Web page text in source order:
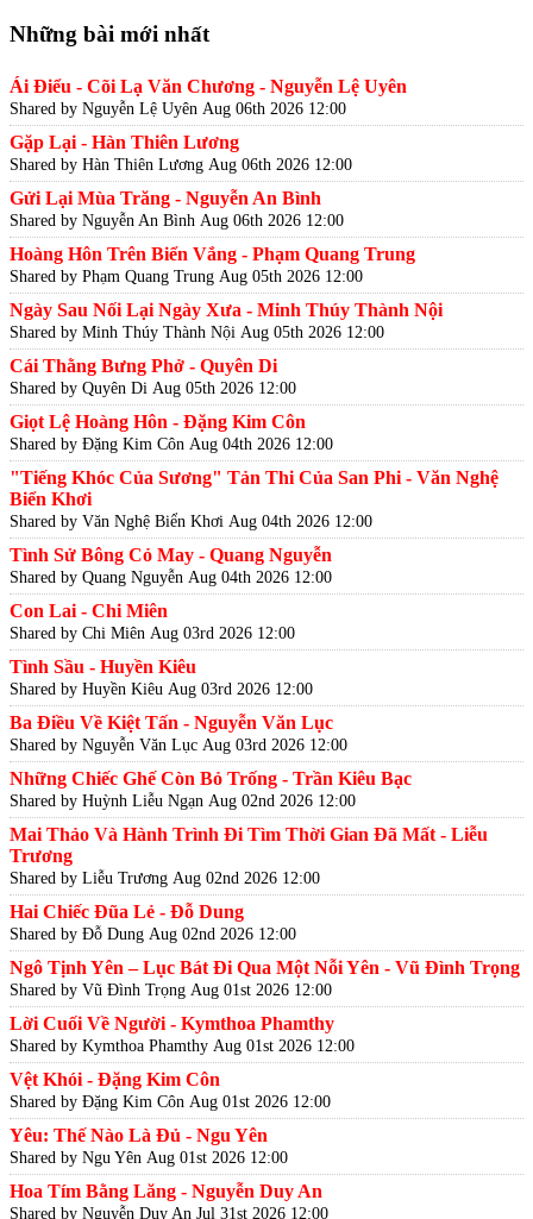
Những bài mới nhất
Ái Điểu - Cõi Lạ Văn Chương - Nguyễn Lệ Uyên
Shared by Nguyễn Lệ Uyên Aug 06th 2026 12:00
Gặp Lại - Hàn Thiên Lương
Shared by Hàn Thiên Lương Aug 06th 2026 12:00
Gửi Lại Mùa Trăng - Nguyễn An Bình
Shared by Nguyễn An Bình Aug 06th 2026 12:00
Hoàng Hôn Trên Biển Vắng - Phạm Quang Trung
Shared by Phạm Quang Trung Aug 05th 2026 12:00
Ngày Sau Nối Lại Ngày Xưa - Minh Thúy Thành Nội
Shared by Minh Thúy Thành Nội Aug 05th 2026 12:00
Cái Thằng Bưng Phở - Quyên Di
Shared by Quyên Di Aug 05th 2026 12:00
Giọt Lệ Hoàng Hôn - Đặng Kim Côn
Shared by Đặng Kim Côn Aug 04th 2026 12:00
"Tiếng Khóc Của Sương" Tản Thi Của San Phi - Văn Nghệ
Biển Khơi
Shared by Văn Nghệ Biển Khơi Aug 04th 2026 12:00
Tình Sử Bông Cỏ May - Quang Nguyễn
Shared by Quang Nguyễn Aug 04th 2026 12:00
Con Lai - Chi Miên
Shared by Chi Miên Aug 03rd 2026 12:00
Tình Sầu - Huyền Kiêu
Shared by Huyền Kiêu Aug 03rd 2026 12:00
Ba Điều Về Kiệt Tấn - Nguyễn Văn Lục
Shared by Nguyễn Văn Lục Aug 03rd 2026 12:00
Những Chiếc Ghế Còn Bỏ Trống - Trần Kiêu Bạc
Shared by Huỳnh Liễu Ngạn Aug 02nd 2026 12:00
Mai Thảo Và Hành Trình Đi Tìm Thời Gian Đã Mất - Liễu
Trương
Shared by Liễu Trương Aug 02nd 2026 12:00
Hai Chiếc Đũa Lẻ - Đỗ Dung
Shared by Đỗ Dung Aug 02nd 2026 12:00
Ngô Tịnh Yên – Lục Bát Đi Qua Một Nỗi Yên - Vũ Đình Trọng
Shared by Vũ Đình Trọng Aug 01st 2026 12:00
Lời Cuối Về Người - Kymthoa Phamthy
Shared by Kymthoa Phamthy Aug 01st 2026 12:00
Vệt Khói - Đặng Kim Côn
Shared by Đặng Kim Côn Aug 01st 2026 12:00
Yêu: Thế Nào Là Đủ - Ngu Yên
Shared by Ngu Yên Aug 01st 2026 12:00
Hoa Tím Bằng Lăng - Nguyễn Duy An
Shared by Nguyễn Duy An Jul 31st 2026 12:00